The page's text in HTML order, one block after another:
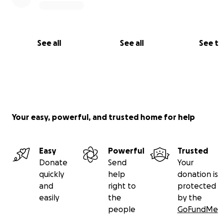
See all See all See
Your easy, powerful, and trusted home for help
Easy
Donate
quickly
and
easily
Powerful
Send
help
right to
the
people
Trusted
Your
donation is
protected
by the
GoFundMe